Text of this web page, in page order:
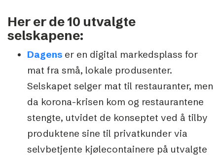
Her er de 10 utvalgte
selskapene:
Dagens er en digital markedsplass for
mat fra små, lokale produsenter.
Selskapet selger mat til restauranter, men
da korona-krisen kom og restaurantene
stengte, utvidet de konseptet ved å tilby
produktene sine til privatkunder via
selvbetjente kjølecontainere på utvalgte